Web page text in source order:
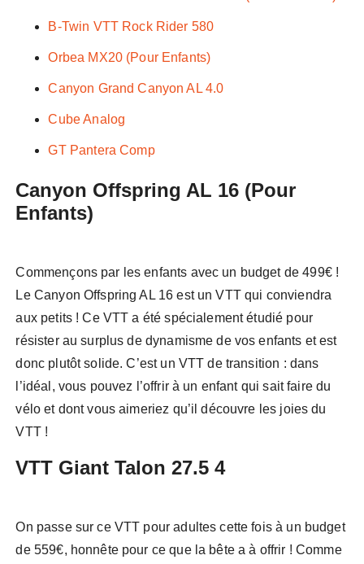
B-Twin VTT Rock Rider 580
Orbea MX20 (Pour Enfants)
Canyon Grand Canyon AL 4.0
Cube Analog
GT Pantera Comp
Canyon Offspring AL 16 (Pour
Enfants)
Commençons par les enfants avec un budget de 499€ !
Le Canyon Offspring AL 16 est un VTT qui conviendra
aux petits ! Ce VTT a été spécialement étudié pour
résister au surplus de dynamisme de vos enfants et est
donc plutôt solide. C’est un VTT de transition : dans
l’idéal, vous pouvez l’offrir à un enfant qui sait faire du
vélo et dont vous aimeriez qu’il découvre les joies du
VTT !
VTT Giant Talon 27.5 4
On passe sur ce VTT pour adultes cette fois à un budget
de 559€, honnête pour ce que la bête a à offrir ! Comme